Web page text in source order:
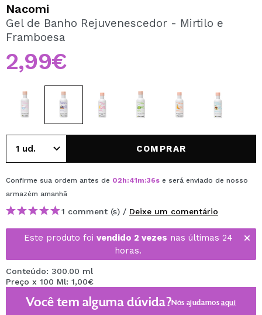
Ao criar uma conta no Maquibeauty.pt pode fazer as suas
compras rapidamente, verificar o estado das suas
CRIAR CONTA
Nacomi
Gel de Banho Rejuvenescedor - Mirtilo e
Framboesa
2,99€
COMPRAR
Confirme sua ordem antes de 02h:41m:36s e será enviado de nosso
armazém amanhã
1 comment (s) / Deixe um comentário
Este produto foi vendido 2 vezes nas últimas 24
horas.
Conteúdo: 300.00 ml
Preço x 100 Ml: 1,00€
Você tem alguma dúvida?Nós ajudamosaqui